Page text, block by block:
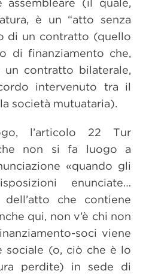
assembleare (il quale,
è un “atto senza
di un contratto (quello
di finanziamento che,
un contratto bilaterale,
intervenuto tra il
società mutuataria).
l’articolo 22 Tur
non si fa luogo a
«quando gli
enunciate…
che contiene
qui, non v’è chi non
soci viene
sociale (o, ciò che è lo
perdite) in sede di